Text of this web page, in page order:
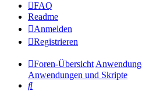
FAQ
Readme
Anmelden
Registrieren
Foren-Übersicht
Anwendungen und Skripte
Suche